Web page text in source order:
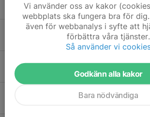
11 mar, 13:24 0
Viktig info gällande helgens
5 mar, 16:18 0
Försäljning
25 feb, 15:38 0
Viktig info- vecka 9
Vi använder oss av kakor
webbplats ska fungera bra för
även för webbanalys i syfte att
förbättra våra tjänster.
Så använder vi
Godkänn alla kakor
Bara nödvändiga